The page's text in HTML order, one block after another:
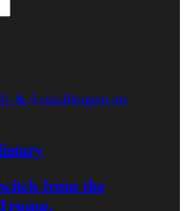
& Auszahlungen im
from the